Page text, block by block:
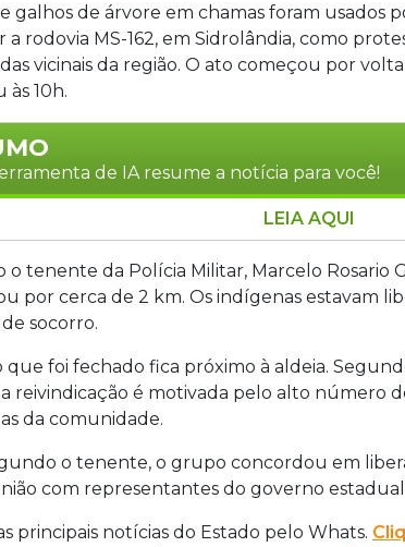
galhos de árvore em chamas foram usados
a rodovia MS-162, em Sidrolândia, como
vicinais da região. O ato começou por
10h.
de IA resume a notícia para você!
da Aldeia Buriti bloquearam a rodovia MS-
desta sexta-feira (19), reivindicando
O protesto, que utilizou troncos e galhos
gerou congestionamento de
da comunidade. O bloqueio foi
agendar uma reunião com
as demandas.
LEIA AQUI
o tenente da Polícia Militar, Marcelo Rosario
por cerca de 2 km. Os indígenas estavam
socorro.
foi fechado fica próximo à aldeia.
reivindicação é motivada pelo alto número
da comunidade.
o tenente, o grupo concordou em
com representantes do governo
principais notícias do Estado pelo Whats.